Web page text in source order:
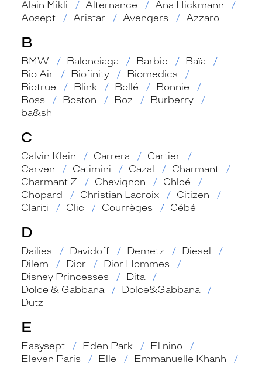
Alain Mikli
Alternance
Ana Hickmann
Aosept
Aristar Avengers Azzaro
B
BMW Balenciaga Barbie
Baïa
Bio Air
Biofinity
Biomedics
Biotrue
Blink Bollé
Bonnie
Boss
Boston Boz
Burberry
ba&sh
C
Calvin Klein Carrera
Cartier
Carven
Catimini Cazal
Charmant
Charmant Z
Chevignon
Chloé
Chopard
Christian Lacroix
Citizen
Clariti
Clic Courrèges Cébé
D
Dailies Davidoff Demetz
Diesel
Dilem
Dior
Dior Hommes
Disney Princesses
Dita
Dolce & Gabbana
Dolce&Gabbana
Dutz
E
Easysept Eden Park
El nino
Eleven Paris
Elle
Emmanuelle Khanh